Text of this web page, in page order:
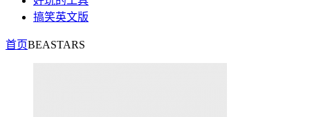
搞笑英文版
首页BEASTARS